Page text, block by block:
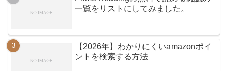
一覧をリストにしてみました。
【2026年】わかりにくいamazonポイ
ントを検索する方法